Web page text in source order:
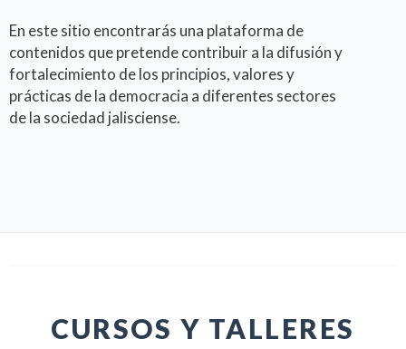
En este sitio encontrarás una plataforma de
contenidos que pretende contribuir a la difusión y
fortalecimiento de los principios, valores y
prácticas de la democracia a diferentes sectores
de la sociedad jalisciense.
CURSOS Y TALLERES